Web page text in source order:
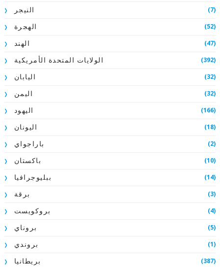
النيجر (7)
الهجرة (52)
الهند (47)
الولايات المتحدة الأمريكية (392)
اليابان (32)
اليمن (32)
اليهود (166)
اليونان (18)
باراجواي (2)
باكستان (10)
ببليوجرافيا (14)
برقة (3)
بروكويست (4)
بروناي (5)
بروندي (1)
بريطانيا (387)